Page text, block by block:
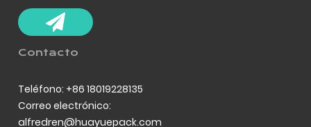
Contacto
Teléfono: +86 18019228135
Correo electrónico:
alfredren@huayuepack.com